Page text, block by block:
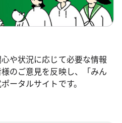
や状況に応じて必要な情報
のご意見を反映し、「みん
ータルサイトです。